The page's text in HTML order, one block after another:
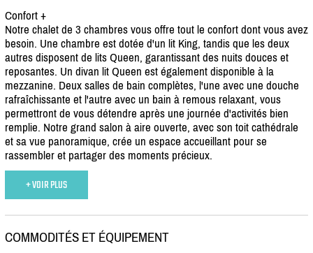
Confort +
Notre chalet de 3 chambres vous offre tout le confort dont vous avez
besoin. Une chambre est dotée d'un lit King, tandis que les deux
autres disposent de lits Queen, garantissant des nuits douces et
reposantes. Un divan lit Queen est également disponible à la
mezzanine. Deux salles de bain complètes, l'une avec une douche
rafraîchissante et l'autre avec un bain à remous relaxant, vous
permettront de vous détendre après une journée d'activités bien
remplie. Notre grand salon à aire ouverte, avec son toit cathédrale
et sa vue panoramique, crée un espace accueillant pour se
rassembler et partager des moments précieux.
+ VOIR PLUS
COMMODITÉS ET ÉQUIPEMENT